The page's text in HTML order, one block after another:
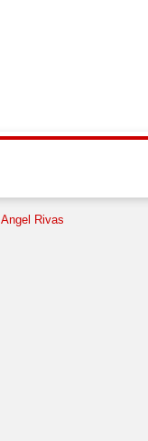
Angel Rivas